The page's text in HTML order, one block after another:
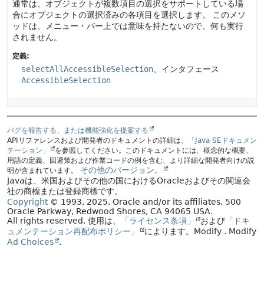
通常は、オブジェクトが複数項目の選択をサポートしている場
合にオブジェクトの選択済みの各項目を選択します。
このメソ
ッドは、メニュー・バー上では意味を持たないので、何も実行
されません。
定義:
selectAllAccessibleSelection 、インタフェース
AccessibleSelection
バグを報告する、または機能強化を提案する
APIリファレンスおよび開発者のドキュメントの詳細は、
「Java SEドキュメン
テーション」
を参照してください。このドキュメントには、概念的な概要、
用語の定義、回避策および作業コードの例を含む、より詳細な開発者向けの説
明が含まれています。
その他のバージョン。
Javaは、米国およびその他の国におけるOracleおよびその関連会
社の商標または登録商標です。
Copyright© 1993, 2025, Oracle and/or its affiliates, 500
Oracle Parkway, Redwood Shores, CA 94065 USA.
All rights reserved. 使用は、 「ライセンス条項」 および 「ドキ
ュメンテーション再配布ポリシー」
によります。 Modify . Modify
Ad Choices
.